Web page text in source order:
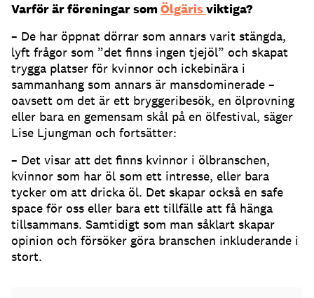
Varför är föreningar somÖlgärisviktiga?
– De har öppnat dörrar som annars varit stängda,
lyft frågor som ”det finns ingen tjejöl” och skapat
trygga platser för kvinnor och ickebinära i
sammanhang som annars är mansdominerade –
oavsett om det är ett bryggeribesök, en ölprovning
eller bara en gemensam skål på en ölfestival, säger
Lise Ljungman och fortsätter:
– Det visar att det finns kvinnor i ölbranschen,
kvinnor som har öl som ett intresse, eller bara
tycker om att dricka öl. Det skapar också en safe
space för oss eller bara ett tillfälle att få hänga
tillsammans. Samtidigt som man såklart skapar
opinion och försöker göra branschen inkluderande i
stort.